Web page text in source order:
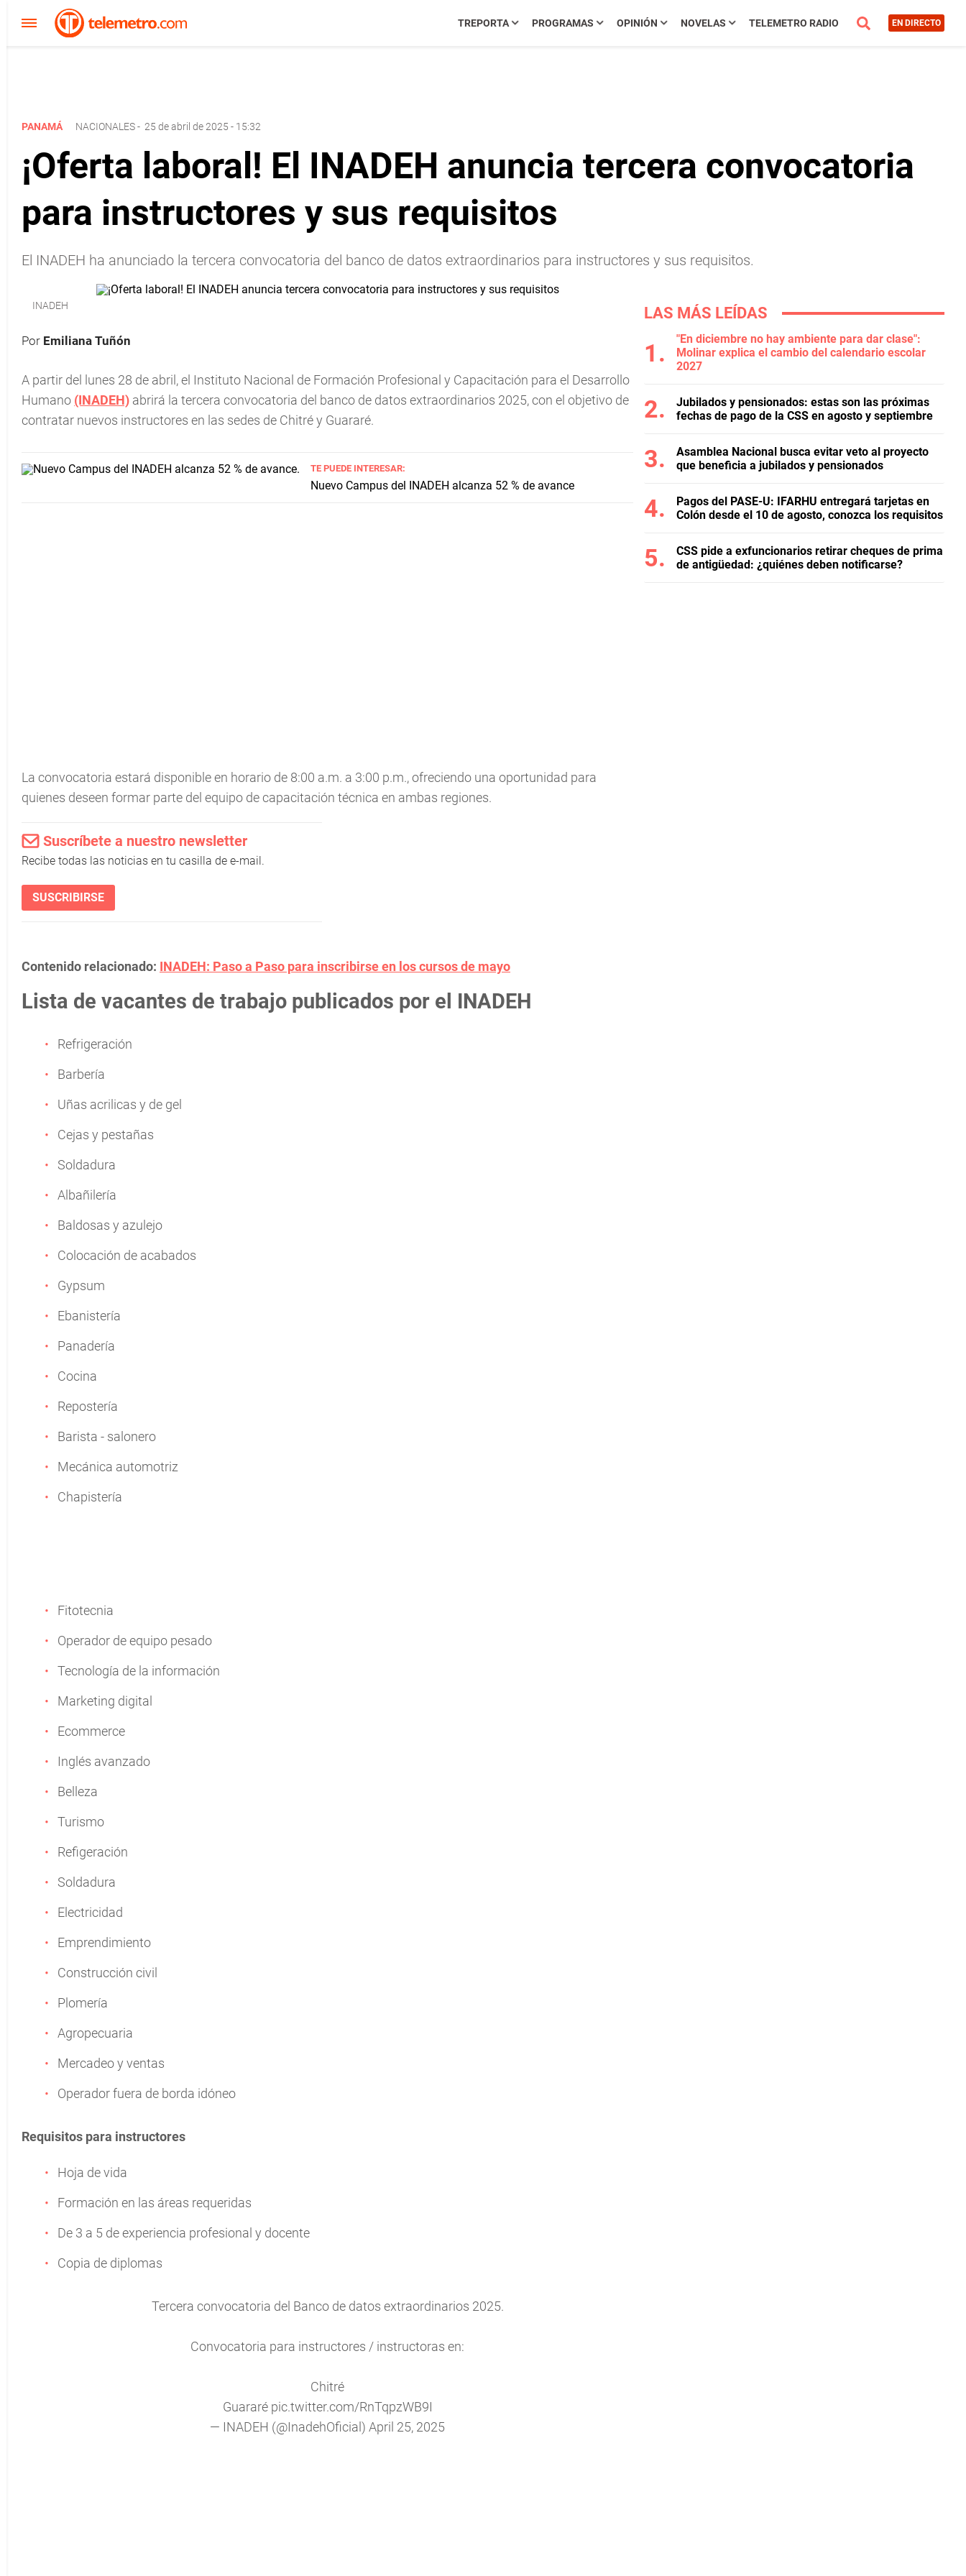
TREPORTA PROGRAMAS OPINIÓN NOVELAS TELEMETRO RADIO EN DIRECTO
PANAMÁ NACIONALES- 25 de abril de 2025 - 15:32
¡Oferta laboral! El INADEH anuncia tercera convocatoria
para instructores y sus requisitos
El INADEH ha anunciado la tercera convocatoria del banco de datos extraordinarios para instructores y sus requisitos.
INADEH
Por Emiliana Tuñón
A partir del lunes 28 de abril, el Instituto Nacional de Formación Profesional y Capacitación para el Desarrollo
Humano (INADEH) abrirá la tercera convocatoria del banco de datos extraordinarios 2025, con el objetivo de
contratar nuevos instructores en las sedes de Chitré y Guararé.
TE PUEDE INTERESAR:
Nuevo Campus del INADEH alcanza 52 % de avance
La convocatoria estará disponible en horario de 8:00 a.m. a 3:00 p.m., ofreciendo una oportunidad para
quienes deseen formar parte del equipo de capacitación técnica en ambas regiones.
Suscríbete a nuestro newsletter
Recibe todas las noticias en tu casilla de e-mail.
SUSCRIBIRSE
Contenido relacionado: INADEH: Paso a Paso para inscribirse en los cursos de mayo
Lista de vacantes de trabajo publicados por el INADEH
Refrigeración
Barbería
Uñas acrilicas y de gel
Cejas y pestañas
Soldadura
Albañilería
Baldosas y azulejo
Colocación de acabados
Gypsum
Ebanistería
Panadería
Cocina
Repostería
Barista - salonero
Mecánica automotriz
Chapistería
Fitotecnia
Operador de equipo pesado
Tecnología de la información
Marketing digital
Ecommerce
Inglés avanzado
Belleza
Turismo
Refigeración
Soldadura
Electricidad
Emprendimiento
Construcción civil
Plomería
Agropecuaria
Mercadeo y ventas
Operador fuera de borda idóneo
Requisitos para instructores
Hoja de vida
Formación en las áreas requeridas
De 3 a 5 de experiencia profesional y docente
Copia de diplomas
Tercera convocatoria del Banco de datos extraordinarios 2025.
Convocatoria para instructores / instructoras en:
Chitré
Guararé pic.twitter.com/RnTqpzWB9I
— INADEH (@InadehOficial) April 25, 2025
LAS MÁS LEÍDAS
"En diciembre no hay ambiente para dar clase":
Molinar explica el cambio del calendario escolar
2027
Jubilados y pensionados: estas son las próximas
fechas de pago de la CSS en agosto y septiembre
Asamblea Nacional busca evitar veto al proyecto
que beneficia a jubilados y pensionados
Pagos del PASE-U: IFARHU entregará tarjetas en
Colón desde el 10 de agosto, conozca los requisitos
CSS pide a exfuncionarios retirar cheques de prima
de antigüedad: ¿quiénes deben notificarse?